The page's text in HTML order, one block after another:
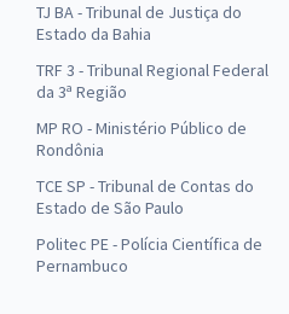
TJ BA - Tribunal de Justiça do
Estado da Bahia
TRF 3 - Tribunal Regional Federal
da 3ª Região
MP RO - Ministério Público de
Rondônia
TCE SP - Tribunal de Contas do
Estado de São Paulo
Politec PE - Polícia Científica de
Pernambuco